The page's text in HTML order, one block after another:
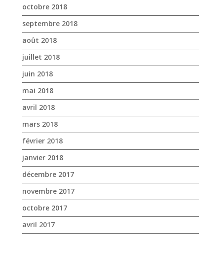
octobre 2018
septembre 2018
août 2018
juillet 2018
juin 2018
mai 2018
avril 2018
mars 2018
février 2018
janvier 2018
décembre 2017
novembre 2017
octobre 2017
avril 2017